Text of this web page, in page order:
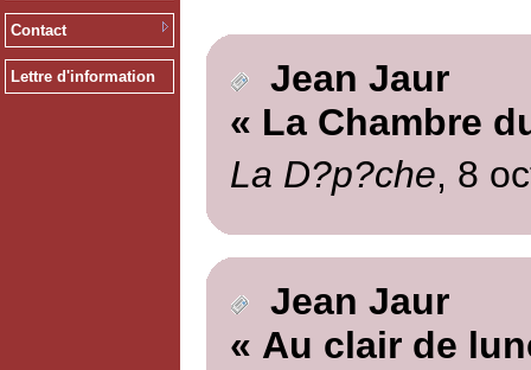
Contact
Lettre d'information
Jean Jaur
« La Chambre
La D?p?che, 8
Jean Jaur
« Au clair de